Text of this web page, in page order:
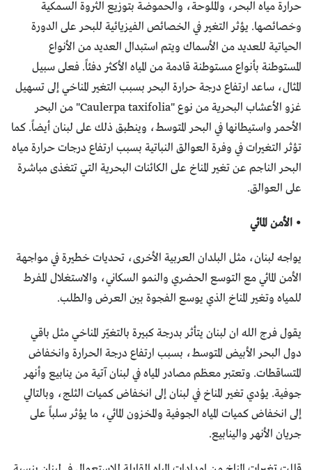
حرارة مياه البحر، والملوحة، والحموضة بتوزيع الثروة السمكية
وخصائصها. يؤثر التغير في الخصائص الفيزيائية للبحر على الدورة
الحياتية للعديد من الأسماك ويتم استبدال العديد من الأنواع
المستوطنة بأنواع مستوطنة قادمة من المياه الأكثر دفئاً. فعلى سبيل
المثال، ساعد ارتفاع درجة حرارة البحر بسبب التغير المناخي إلى تسهيل
غزو الأعشاب البحرية من نوع "Caulerpa taxifolia" من البحر
الأحمر واستيطانها في البحر المتوسط، وينطبق ذلك على لبنان أيضاً. كما
تؤثر التغيرات في وفرة العوالق النباتية بسبب ارتفاع درجات حرارة مياه
البحر الناجم عن تغير المناخ على الكائنات البحرية التي تتغذى مباشرة
على العوالق.
• الأمن المائي
يواجه لبنان، مثل البلدان العربية الأخرى، تحديات خطيرة في مواجهة
الأمن المائي مع التوسع الحضري والنمو السكاني، والاستغلال المفرط
للمياه وتغير المناخ الذي يوسع الفجوة بين العرض والطلب.
يقول فرج الله ان لبنان يتأثر بدرجة كبيرة بالتغيّر المناخي مثل باقي
دول البحر الأبيض المتوسط، بسبب ارتفاع درجة الحرارة وانخفاض
المتساقطات. وتعتبر معظم مصادر المياه في لبنان آتية من ينابيع وأنهر
جوفية. يؤدي تغير المناخ في لبنان إلى انخفاض كميات الثلج، وبالتالي
إلى انخفاض كميات المياه الجوفية والمخزون المائي، ما يؤثر سلباً على
جريان الأنهر والينابيع.